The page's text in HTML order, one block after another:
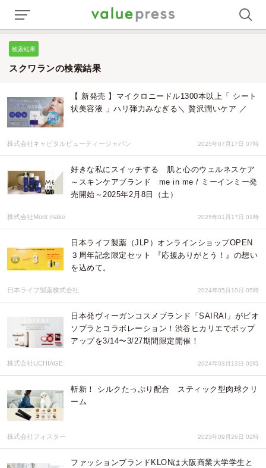
検索結果
スクワランの検索結果
【 新発売 】マイクロニードル1300本以上「 シート
状美容液 」ハリ弾力みなぎる＼ 贅沢潤いケア ／
株式会社キャピタルビューティージャパン 2025年07月17日 07時
好きな私にスイッチする 肌と心のウェルネスケア
～スキンケアブランド me in me / ミーインミー発
売開始～2025年2月8日（土）
株式会社Mont make 2025年01月17日 01時
日本ライフ製薬（JLP）オンラインショップOPEN
３周年記念限定セット 『応援ありがとう！』の想い
を込めて。
日本ライフ製薬株式会社 2024年05月10日 05時
日本発ヴィーガンコスメブランド「SAIRAI」がビオ
ソプラとコラボレーション！渋谷ヒカリエでポップ
アップを3/14〜3/27期間限定開催！
株式会社UCHIAGE 2024年03月13日 02時
斬新！ シルクたっぷり配合 スティック型肉球クリ
ーム
株式会社フォスター 2023年09月26日 02時
ファッションブランドKLONは大阪商業大学学生と